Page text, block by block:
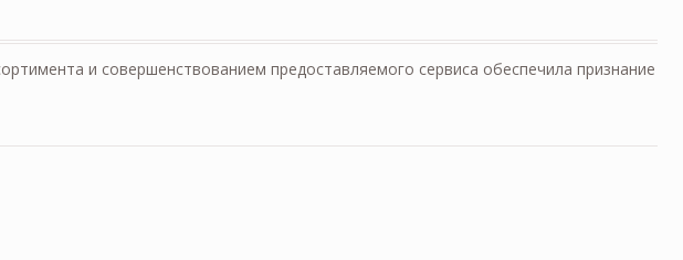
и совершенствованием предоставляемого сервиса обеспечила признание